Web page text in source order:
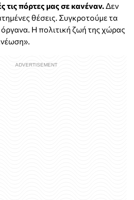
τις πόρτες μας σε κανέναν. Δεν
θέσεις. Συγκροτούμε τα
Η πολιτική ζωή της χώρας